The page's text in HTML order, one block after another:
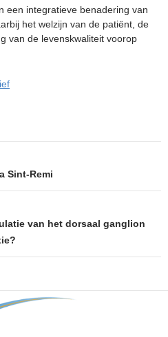
een integratieve benadering van
het welzijn van de patiënt, de
van de levenskwaliteit voorop
Sint-Remi
van het dorsaal ganglion